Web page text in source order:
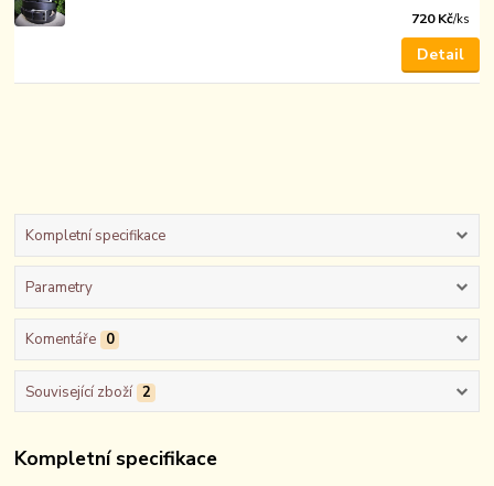
720 Kč/ks
Detail
Kompletní specifikace
Parametry
Komentáře 0
Související zboží 2
Kompletní specifikace